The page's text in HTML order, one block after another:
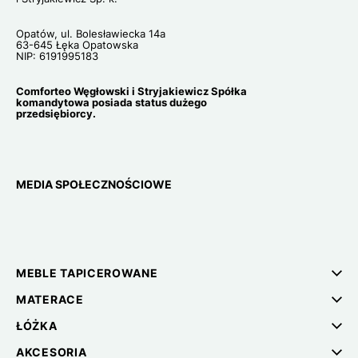
Opatów, ul. Bolesławiecka 14a
63-645 Łęka Opatowska
NIP: 6191995183
Comforteo Węgłowski i Stryjakiewicz Spółka
komandytowa posiada status dużego
przedsiębiorcy.
MEDIA SPOŁECZNOŚCIOWE
MEBLE TAPICEROWANE
MATERACE
ŁÓŻKA
AKCESORIA